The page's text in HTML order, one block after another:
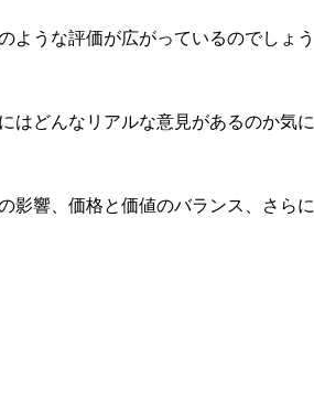
ような評価が広がっているのでしょう
はどんなリアルな意見があるのか気に
影響、価格と価値のバランス、さらに